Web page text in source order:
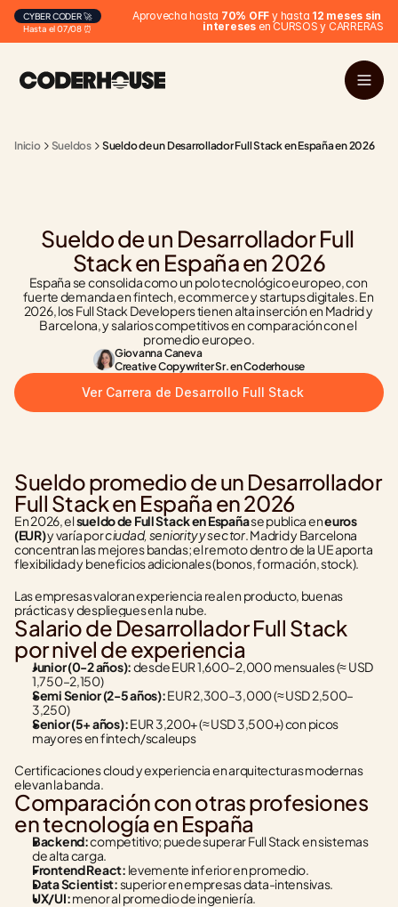
Hasta el 07/08 ⏰
CYBER CODER 🚀 Aprovecha hasta 70% OFF y hasta 12 meses sin
intereses en CURSOS y CARRERAS
Inicio Sueldos Sueldo de un Desarrollador Full Stack en España en 2026
Sueldo de un Desarrollador Full
Stack en España en 2026
España se consolida como un polo tecnológico europeo, con
fuerte demanda en fintech, ecommerce y startups digitales. En
2026, los Full Stack Developers tienen alta inserción en Madrid y
Barcelona, y salarios competitivos en comparación con el
promedio europeo.
Giovanna Caneva
Creative Copywriter Sr. en Coderhouse
Ver Carrera de Desarrollo Full Stack
Sueldo promedio de un Desarrollador
Full Stack en España en 2026
En 2026, el sueldo de Full Stack en España se publica en euros
(EUR) y varía por ciudad, seniority y sector. Madrid y Barcelona
concentran las mejores bandas; el remoto dentro de la UE aporta
flexibilidad y beneficios adicionales (bonos, formación, stock).
Las empresas valoran experiencia real en producto, buenas
prácticas y despliegues en la nube.
Salario de Desarrollador Full Stack
por nivel de experiencia
Junior (0-2 años): desde EUR 1,600–2,000 mensuales (≈ USD
1,750–2,150)
Semi Senior (2-5 años): EUR 2,300–3,000 (≈ USD 2,500–
3,250)
Senior (5+ años): EUR 3,200+ (≈ USD 3,500+) con picos
mayores en fintech/scaleups
Certificaciones cloud y experiencia en arquitecturas modernas
elevan la banda.
Comparación con otras profesiones
en tecnología en España
Backend: competitivo; puede superar Full Stack en sistemas
de alta carga.
Frontend React: levemente inferior en promedio.
Data Scientist: superior en empresas data-intensivas.
UX/UI: menor al promedio de ingeniería.